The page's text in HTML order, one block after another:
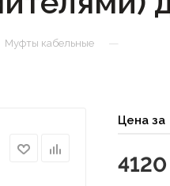
Муфты кабельные —
Цена за
4120